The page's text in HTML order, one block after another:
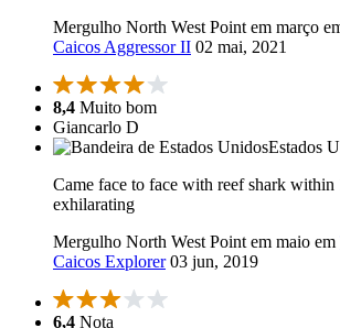
Mergulho North West Point em março
Caicos Aggressor II 02 mai, 2021
8,4 Muito bom
Giancarlo D
Estados
Came face to face with reef shark within
exhilarating
Mergulho North West Point em maio em
Caicos Explorer 03 jun, 2019
6,4 Nota